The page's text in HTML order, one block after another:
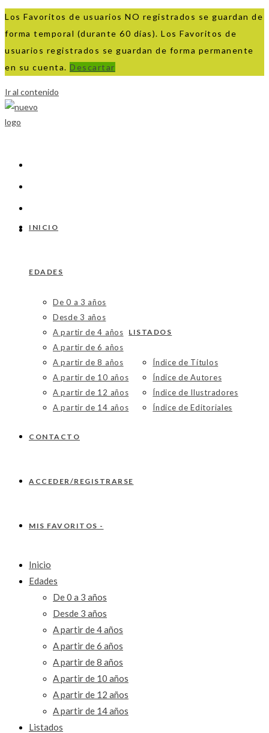
Los Favoritos de usuarios NO registrados se guardan de
forma temporal (durante 60 días). Los Favoritos de
usuarios registrados se guardan de forma permanente
en su cuenta. Descartar
Ir al contenido
INICIO
EDADES
De 0 a 3 años
Desde 3 años
A partir de 4 años
A partir de 6 años
A partir de 8 años
A partir de 10 años
A partir de 12 años
A partir de 14 años
LISTADOS
Índice de Títulos
Índice de Autores
Índice de Ilustradores
Índice de Editoriales
CONTACTO
ACCEDER/REGISTRARSE
MIS FAVORITOS -
Inicio
Edades
De 0 a 3 años
Desde 3 años
A partir de 4 años
A partir de 6 años
A partir de 8 años
A partir de 10 años
A partir de 12 años
A partir de 14 años
Listados